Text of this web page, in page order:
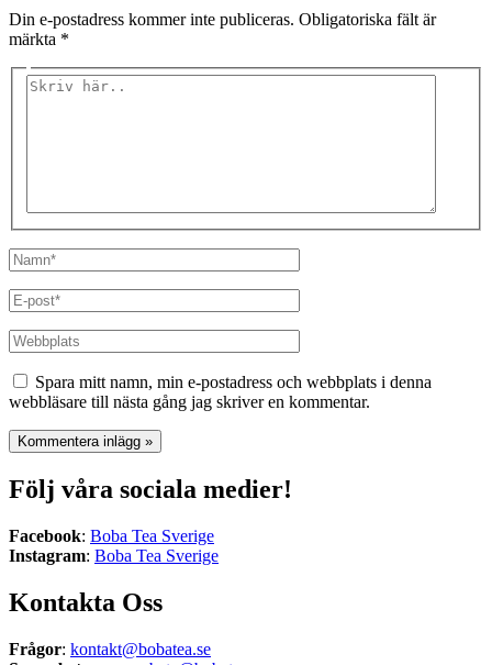
Din e-postadress kommer inte publiceras. Obligatoriska fält är
märkta *
Skriv
Namn*
E-
post*
Webbplats
Spara mitt namn, min e-postadress och webbplats i denna
webbläsare till nästa gång jag skriver en kommentar.
Följ våra sociala medier!
Facebook: Boba Tea Sverige
Instagram: Boba Tea Sverige
Kontakta Oss
Frågor: kontakt@bobatea.se